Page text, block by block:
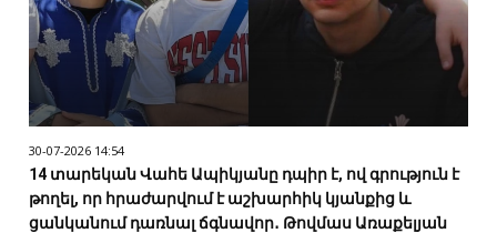
30-07-2026 14:54
14 տարեկան Վահե Ապիկյանը դպիր է, ով գրություն է
թողել, որ հրաժարվում է աշխարհիկ կյանքից և
ցանկանում դառնալ ճգնավոր․ Թովմաս Առաքելյան